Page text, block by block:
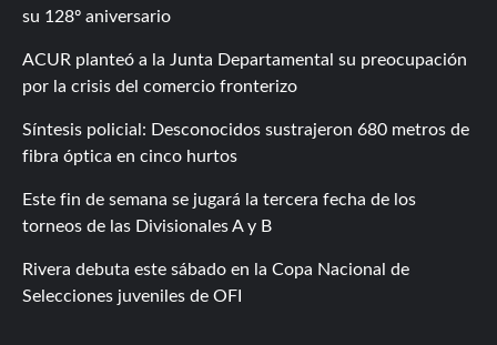
su 128º aniversario
ACUR planteó a la Junta Departamental su preocupación
por la crisis del comercio fronterizo
Síntesis policial: Desconocidos sustrajeron 680 metros de
fibra óptica en cinco hurtos
Este fin de semana se jugará la tercera fecha de los
torneos de las Divisionales A y B
Rivera debuta este sábado en la Copa Nacional de
Selecciones juveniles de OFI